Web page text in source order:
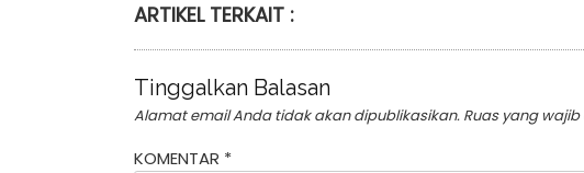
ARTIKEL TERKAIT :
Tinggalkan Balasan
Alamat email Anda tidak akan dipublikasikan. Ruas yang
KOMENTAR *